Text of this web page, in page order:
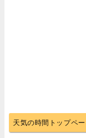
天気の時間トップペ